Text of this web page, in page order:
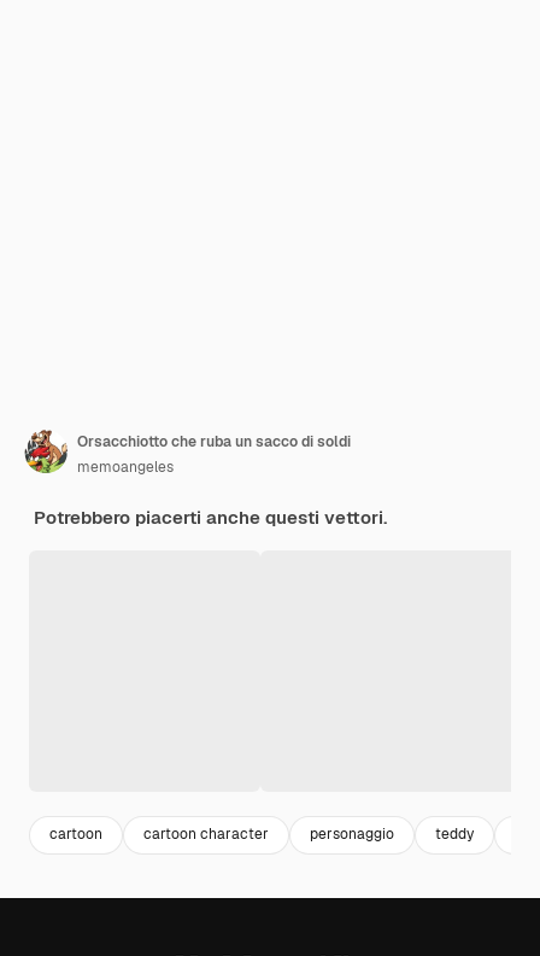
Orsacchiotto che ruba un sacco di soldi
memoangeles
Potrebbero piacerti anche questi vettori.
cartoon cartoon character personaggio teddy